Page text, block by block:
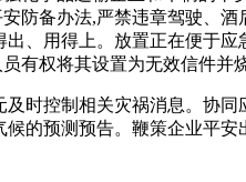
防备办法,严禁违章驾驶、
、用得上。放置正在便于
有权将其设置为无效信件并
控制相关灾祸消息。协同
的预测预告。鞭策企业平